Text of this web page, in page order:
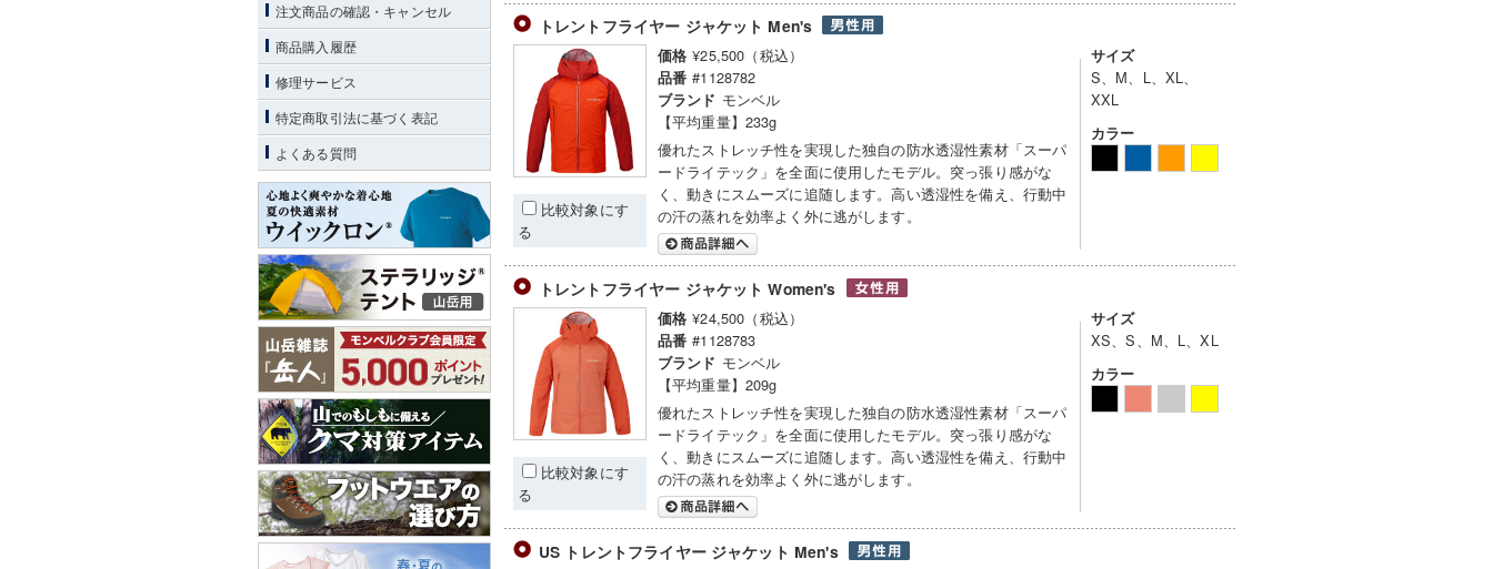
トレントフライヤー ジャケット Men's
比較対象にす
る
価格 ¥25,500（税込）
品番 #1128782
ブランド モンベル
【平均重量】233g
優れたストレッチ性を実現した独自の防水透湿性素材「スーパ
ードライテック」を全面に使用したモデル。突っ張り感がな
く、動きにスムーズに追随します。高い透湿性を備え、行動中
の汗の蒸れを効率よく外に逃がします。
サイズ
S、M、L、XL、
XXL
カラー
トレントフライヤー ジャケット Women's
比較対象にす
る
価格 ¥24,500（税込）
品番 #1128783
ブランド モンベル
【平均重量】209g
優れたストレッチ性を実現した独自の防水透湿性素材「スーパ
ードライテック」を全面に使用したモデル。突っ張り感がな
く、動きにスムーズに追随します。高い透湿性を備え、行動中
の汗の蒸れを効率よく外に逃がします。
サイズ
XS、S、M、L、XL
カラー
US トレントフライヤー ジャケット Men's
注文商品の確認・キャンセル
商品購入履歴
修理サービス
特定商取引法に基づく表記
よくある質問